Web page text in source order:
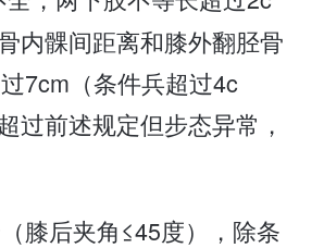
内髁间距离和膝外翻胫骨
7cm（条件兵超过4c
过前述规定但步态异常，
膝后夹角≤45度），除条